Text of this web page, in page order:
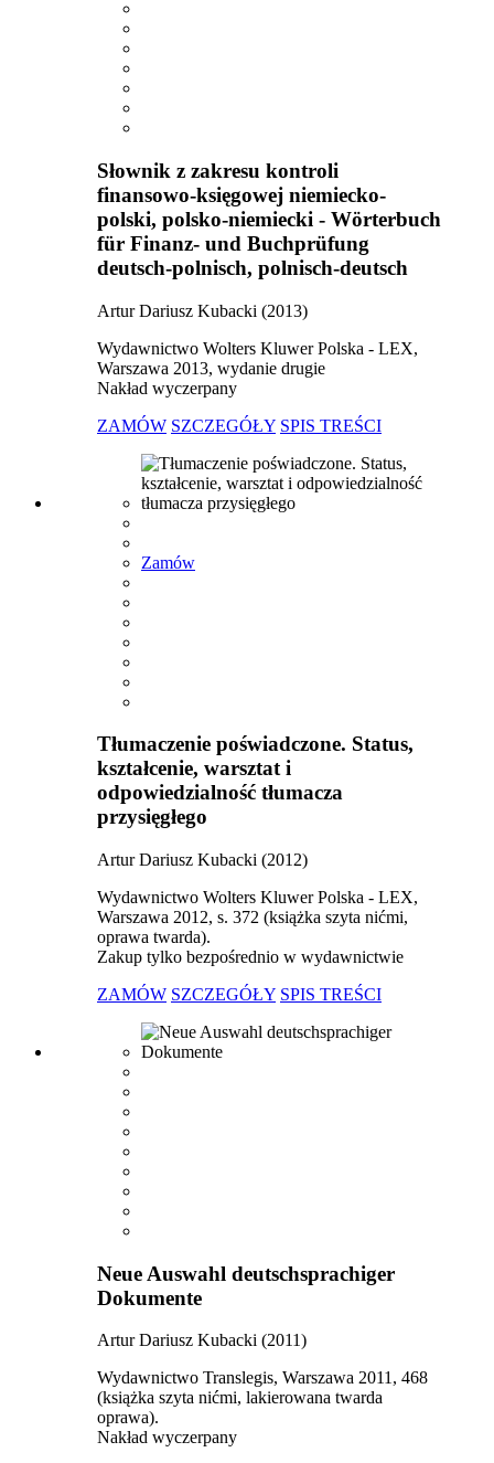
Słownik z zakresu kontroli
finansowo-księgowej niemiecko-
polski, polsko-niemiecki - Wörterbuch
für Finanz- und Buchprüfung
deutsch-polnisch, polnisch-deutsch
Artur Dariusz Kubacki (2013)
Wydawnictwo Wolters Kluwer Polska - LEX,
Warszawa 2013, wydanie drugie
Nakład wyczerpany
ZAMÓW SZCZEGÓŁY SPIS TREŚCI
Zamów
Tłumaczenie poświadczone. Status,
kształcenie, warsztat i
odpowiedzialność tłumacza
przysięgłego
Artur Dariusz Kubacki (2012)
Wydawnictwo Wolters Kluwer Polska - LEX,
Warszawa 2012, s. 372 (książka szyta nićmi,
oprawa twarda).
Zakup tylko bezpośrednio w wydawnictwie
ZAMÓW SZCZEGÓŁY SPIS TREŚCI
Neue Auswahl deutschsprachiger
Dokumente
Artur Dariusz Kubacki (2011)
Wydawnictwo Translegis, Warszawa 2011, 468
(książka szyta nićmi, lakierowana twarda
oprawa).
Nakład wyczerpany